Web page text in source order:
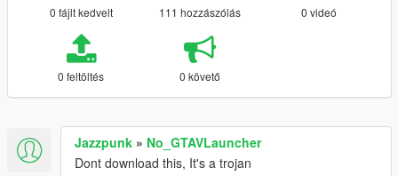
0 fájlt kedvelt 111 hozzászólás 0 videó
0 feltöltés 0 követő
Jazzpunk » No_GTAVLauncher
Dont download this, It's a trojan